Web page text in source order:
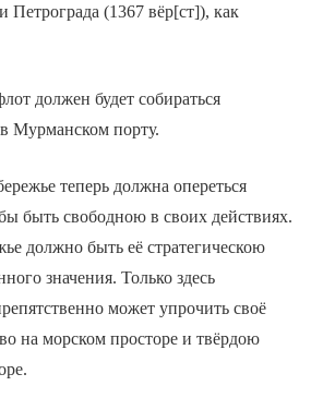
Петрограда (1367 вёр[ст]), как
должен будет собираться
Мурманском порту.
теперь должна опереться
быть свободною в своих действиях.
должно быть её стратегическою
значения. Только здесь
может упрочить своё
на морском просторе и твёрдою